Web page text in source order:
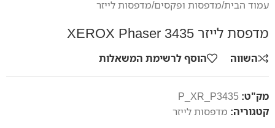
עמוד הבית/מדפסות ופקסים/מדפסות לייזר
מדפסת לייזר XEROX Phaser 3435
השווה הוסף לרשימת המשאלות
מק"ט: P_XR_P3435
קטגוריה: מדפסות לייזר